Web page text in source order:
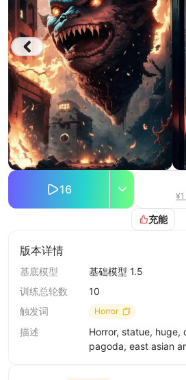
16
充能
版本详情
基底模型
基础模型 1.5
训练总轮数
10
触发词
Horror
描述
Horror, statue, huge,
pagoda, east asian